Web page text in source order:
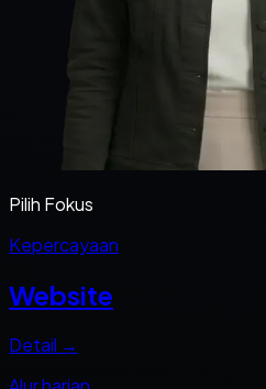
Pilih Fokus
Kepercayaan
Website
Detail →